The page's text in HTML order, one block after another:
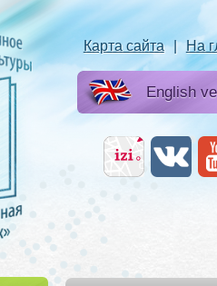
Карта сайта | На
English